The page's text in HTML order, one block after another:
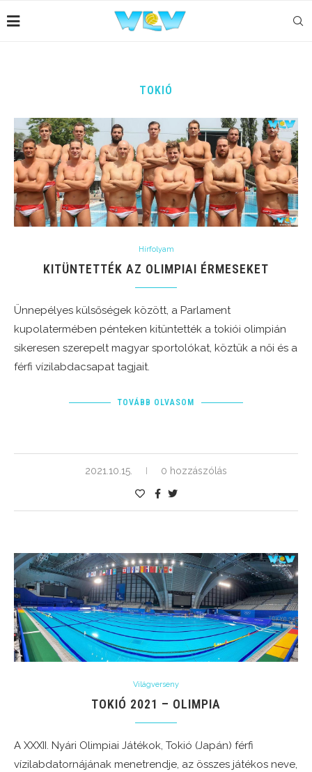
TOKIÓ
Hírfolyam
KITÜNTETTÉK AZ OLIMPIAI ÉRMESEKET
Ünnepélyes külsőségek között, a Parlament
kupolatermében pénteken kitüntették a tokiói olimpián
sikeresen szerepelt magyar sportolókat, köztük a női és a
férfi vízilabdacsapat tagjait.
TOVÁBB OLVASOM
2021.10.15. 0 hozzászólás
Világverseny
TOKIÓ 2021 – OLIMPIA
A XXXII. Nyári Olimpiai Játékok, Tokió (Japán) férfi
vízilabdatornájának menetrendje, az összes játékos neve,